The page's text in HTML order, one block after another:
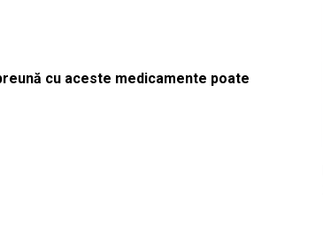
cu aceste medicamente poate